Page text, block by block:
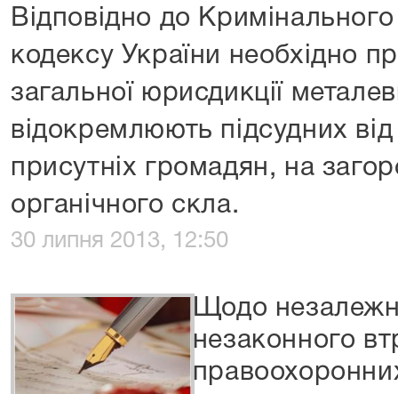
Відповідно до
кодексу України необхідно
загальної юрисдикції
відокремлюють підсудних від
присутніх громадян, на
органічного скла.
30 липня 2013, 12:50
Щодо
незаконного